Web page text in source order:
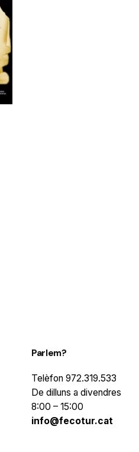
Parlem?
Telèfon 972.319.533
De dilluns a divendres
8:00 – 15:00
info@fecotur.cat